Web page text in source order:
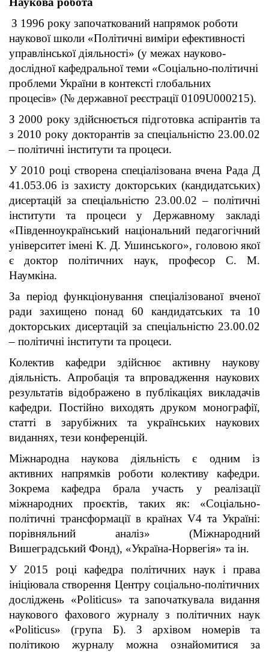
З 1996 року започаткований напрямок роботи
наукової школи «Політичні виміри ефективності
управлінської діяльності» (у межах науково-
дослідної кафедральної теми «Соціально-політичні
проблеми України в контексті глобальних
процесів» (№ державної реєстрації 0109U000215).
З 2000 року здійснюється підготовка аспірантів та
з 2010 року докторантів за спеціальністю 23.00.02
– політичні інститути та процеси.
У 2010 році створена спеціалізована вчена Рада Д
41.053.06 із захисту докторських (кандидатських)
дисертацій за спеціальністю 23.00.02 – політичні
інститути та процеси у Державному закладі
«Південноукраїнський національний педагогічний
університет імені К. Д. Ушинського», головою якої
є доктор політичних наук, професор С. М.
Наумкіна.
За період функціонування спеціалізованої вченої
ради захищено понад 60 кандидатських та 10
докторських дисертацій за спеціальністю 23.00.02
– політичні інститути та процеси.
Колектив кафедри здійснює активну наукову
діяльність. Апробація та впровадження наукових
результатів відображено в публікаціях викладачів
кафедри. Постійно виходять друком монографії,
статті в зарубіжних та українських наукових
виданнях, тези конференцій.
Міжнародна наукова діяльність є одним із
активних напрямків роботи колективу кафедри.
Зокрема кафедра брала участь у реалізації
міжнародних проєктів, таких як: «Соціально-
політичні трансформації в країнах V4 та Україні:
порівняльний аналіз» (Міжнародний
Вишеградський Фонд), «Україна-Норвегія» та ін.
У 2015 році кафедра політичних наук і права
ініціювала створення Центру соціально-політичних
досліджень «Politicus» та започаткувала видання
наукового фахового журналу з політичних наук
«Politicus» (група Б). З архівом номерів та
політикою журналу можна ознайомитися за